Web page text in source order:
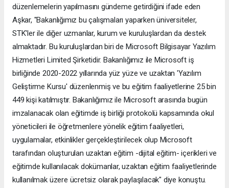
düzenlemelerin yapılmasını gündeme getirdiğini ifade eden
Aşkar, "Bakanlığımız bu çalışmaları yaparken üniversiteler,
STK'ler ile diğer uzmanlar, kurum ve kuruluşlardan da destek
almaktadır. Bu kuruluşlardan biri de Microsoft Bilgisayar Yazılım
Hizmetleri Limited Şirketidir. Bakanlığımız ile Microsoft iş
birliğinde 2020-2022 yıllarında yüz yüze ve uzaktan 'Yazılım
Geliştirme Kursu' düzenlenmiş ve bu eğitim faaliyetlerine 25 bin
449 kişi katılmıştır. Bakanlığımız ile Microsoft arasında bugün
imzalanacak olan eğitimde iş birliği protokolü kapsamında okul
yöneticileri ile öğretmenlere yönelik eğitim faaliyetleri,
uygulamalar, etkinlikler gerçekleştirilecek olup Microsoft
tarafından oluşturulan uzaktan eğitim -dijital eğitim- içerikleri ve
eğitimde kullanılacak dokümanlar, uzaktan eğitim faaliyetlerinde
kullanılmak üzere ücretsiz olarak paylaşılacak" diye konuştu.